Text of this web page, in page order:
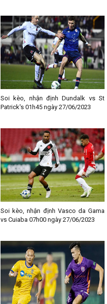
Soi kèo, nhận định Dundalk vs St
Patrick's 01h45 ngày 27/06/2023
Soi kèo, nhận định Vasco da Gama
vs Cuiaba 07h00 ngày 27/06/2023